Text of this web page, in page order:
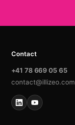
Contact
+41 78 669 05 65
contact@illizeo.com